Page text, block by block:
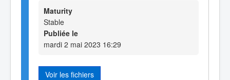
Maturity
Stable
Publiée le
mardi 2 mai 2023 16:29
Voir les fichiers